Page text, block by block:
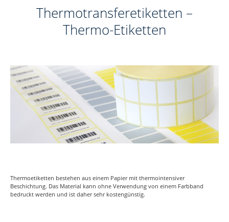
Thermotransferetiketten –
Thermo-Etiketten
Thermoetiketten bestehen aus einem Papier mit thermointensiver
Beschichtung. Das Material kann ohne Verwendung von einem Farbband
bedruckt werden und ist daher sehr kostengünstig.